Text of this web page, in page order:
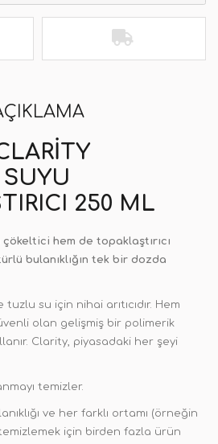
250 ML
hem de topaklaştırıcı
bulanıklığın tek bir dozda
su için nihai arıtıcıdır. Hem
olan gelişmiş bir polimerik
Clarity, piyasadaki her şeyi
temizler.
ve her farklı ortamı (örneğin
için birden fazla ürün